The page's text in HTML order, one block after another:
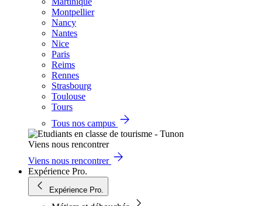
Montpellier
Nancy
Nantes
Nice
Paris
Reims
Rennes
Strasbourg
Toulouse
Tours
Tous nos campus
Viens nous rencontrer
Viens nous rencontrer
Expérience Pro.
Expérience Pro.